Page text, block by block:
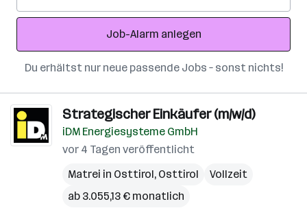
Adresse
Job-Alarm anlegen
Du erhältst nur neue passende Jobs – sonst nichts!
Strategischer Einkäufer (m/w/d)
iDM Energiesysteme GmbH
vor 4 Tagen veröffentlicht
Matrei in Osttirol, Osttirol
Vollzeit
ab 3.055,13 € monatlich